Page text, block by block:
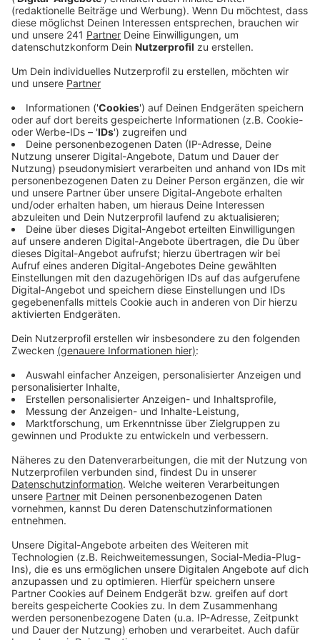
Veröffentlicht:Freitag, 31.07.2020 10:00
Anzeige
Insgesamt sieben Parteien und fünf Wählergruppen
treten zur Kommunalwahl an - darunter auch
einige Newcomer. So treten erstmals “Die Partei”,
“Das Bürgerforum Grünes Leverkusen – Klimaliste” und
“Inter-Lev”, aber auch der eher rechtsgesinnte
“Aufbruch Leverkusen” und die AfD in Leverkusen an.
Auffällig ist, dass dieses Jahr viele junge Politiker für
einen Sitz im Stadtrat kämpfen: immerhin mehr als 20
Kandidaten sind jünger als 30 Jahre.
Für das Amt des Oberbürgermeisters bewerben sich
sieben Männer und eine Frau. Das sind so viele
Kandidaten wie nie. Erstmals tritt auch ein AfDler in
Leverkusen an: Roland Hartwig war früher
Rechtsberater bei Bayer, er wohnt allerdings gar nicht
Anders als bei den Oberbürgermeister-Kandidaten ist
das Geschlechter-Gleichgewicht bei der Wahlliste für
den Stadtrat einigermaßen ausgeglichen. Knapp die
Anzeige
Anzeige